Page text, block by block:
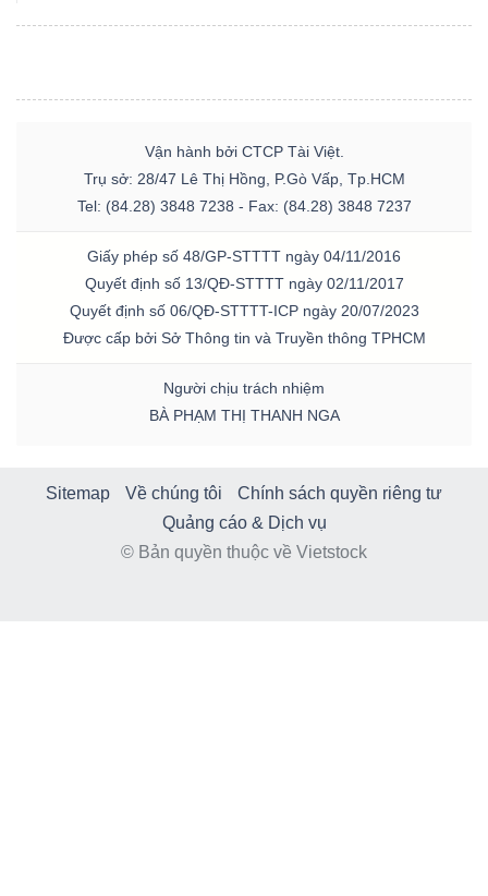
Vận hành bởi CTCP Tài Việt.
Trụ sở: 28/47 Lê Thị Hồng, P.Gò Vấp, Tp.HCM
Tel: (84.28) 3848 7238 - Fax: (84.28) 3848 7237
Giấy phép số 48/GP-STTTT ngày 04/11/2016
Quyết định số 13/QĐ-STTTT ngày 02/11/2017
Quyết định số 06/QĐ-STTTT-ICP ngày 20/07/2023
Được cấp bởi Sở Thông tin và Truyền thông TPHCM
Người chịu trách nhiệm
BÀ PHẠM THỊ THANH NGA
Sitemap Về chúng tôi
Chính sách quyền riêng tư
Quảng cáo & Dịch vụ
© Bản quyền thuộc về Vietstock